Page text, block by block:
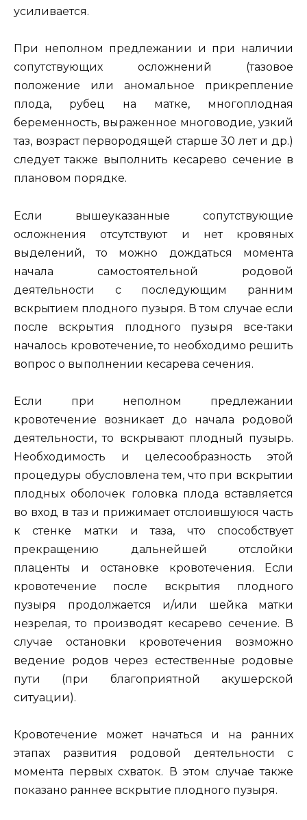
усиливается.
При неполном предлежании и при наличии
сопутствующих осложнений (тазовое
положение или аномальное прикрепление
плода, рубец на матке, многоплодная
беременность, выраженное многоводие, узкий
таз, возраст первородящей старше 30 лет и др.)
следует также выполнить кесарево сечение в
плановом порядке.
Если вышеуказанные сопутствующие
осложнения отсутствуют и нет кровяных
выделений, то можно дождаться момента
начала самостоятельной родовой
деятельности с последующим ранним
вскрытием плодного пузыря. В том случае если
после вскрытия плодного пузыря все-таки
началось кровотечение, то необходимо решить
вопрос о выполнении кесарева сечения.
Если при неполном предлежании
кровотечение возникает до начала родовой
деятельности, то вскрывают плодный пузырь.
Необходимость и целесообразность этой
процедуры обусловлена тем, что при вскрытии
плодных оболочек головка плода вставляется
во вход в таз и прижимает отслоившуюся часть
к стенке матки и таза, что способствует
прекращению дальнейшей отслойки
плаценты и остановке кровотечения. Если
кровотечение после вскрытия плодного
пузыря продолжается и/или шейка матки
незрелая, то производят кесарево сечение. В
случае остановки кровотечения возможно
ведение родов через естественные родовые
пути (при благоприятной акушерской
ситуации).
Кровотечение может начаться и на ранних
этапах развития родовой деятельности с
момента первых схваток. В этом случае также
показано раннее вскрытие плодного пузыря.